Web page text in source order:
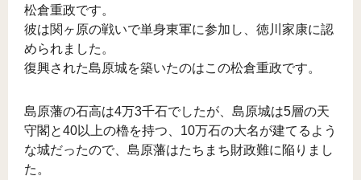
松倉重政です。
彼は関ヶ原の戦いで単身東軍に参加し、徳川家康に認
められました。
復興された島原城を築いたのはこの松倉重政です。
島原藩の石高は4万3千石でしたが、島原城は5層の天
守閣と40以上の櫓を持つ、10万石の大名が建てるよう
な城だったので、島原藩はたちまち財政難に陥りまし
た。